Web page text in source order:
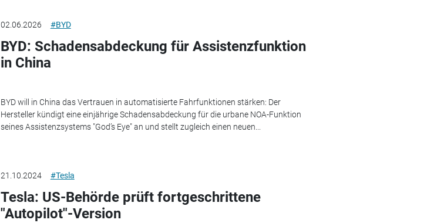
02.06.2026 #BYD
BYD: Schadensabdeckung für Assistenzfunktion
in China
BYD will in China das Vertrauen in automatisierte Fahrfunktionen stärken: Der
Hersteller kündigt eine einjährige Schadensabdeckung für die urbane NOA-Funktion
seines Assistenzsystems "God’s Eye" an und stellt zugleich einen neuen...
21.10.2024 #Tesla
Tesla: US-Behörde prüft fortgeschrittene
"Autopilot"-Version